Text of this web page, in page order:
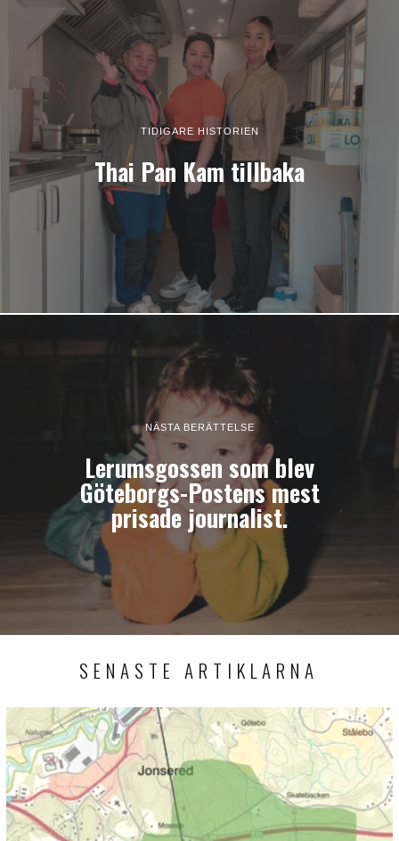
TIDIGARE HISTORIEN
Thai Pan Kam tillbaka
NÄSTA BERÄTTELSE
Lerumsgossen som blev
Göteborgs-Postens mest
prisade journalist.
SENASTE ARTIKLARNA